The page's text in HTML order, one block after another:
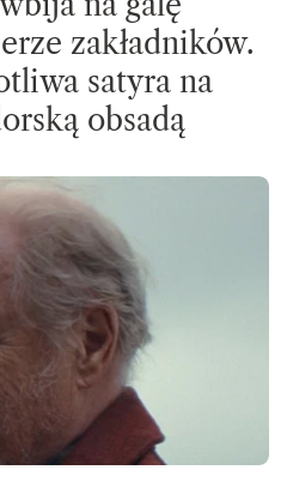
zakładników.
satyra na
obsadą